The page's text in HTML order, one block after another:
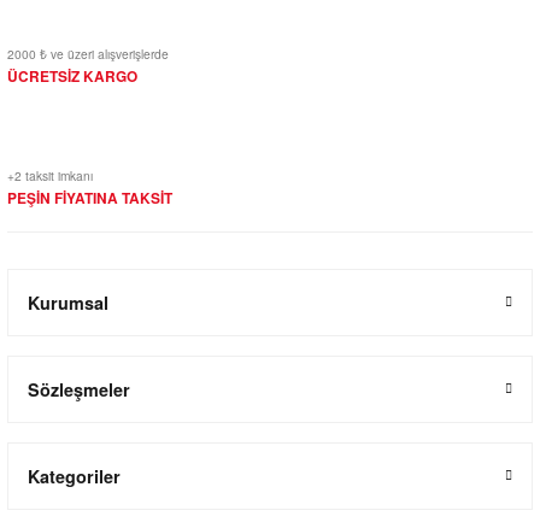
2000 ₺ ve üzeri alışverişlerde
ÜCRETSİZ KARGO
+2 taksit imkanı
PEŞİN FİYATINA TAKSİT
Kurumsal
Sözleşmeler
Kategoriler